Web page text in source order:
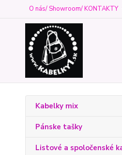
O nás/ Showroom/ KONTAKTY
Kabelky mix
Pánske tašky
Listové a spoločenské